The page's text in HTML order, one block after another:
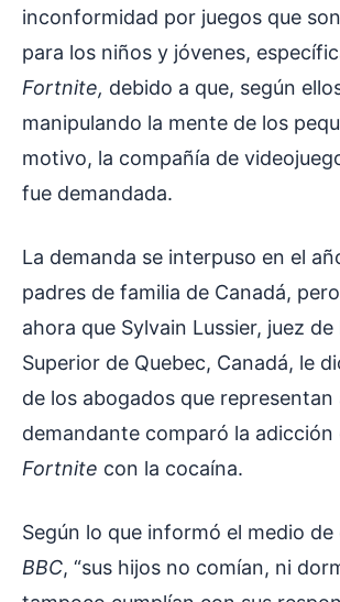
inconformidad por juegos que
para los niños y jóvenes,
Fortnite, debido a que, según
manipulando la mente de los
motivo, la compañía de
fue demandada.
La demanda se interpuso en el
padres de familia de Canadá,
ahora que Sylvain Lussier, juez
Superior de Quebec, Canadá, le
de los abogados que representan
demandante comparó la adicción
Fortnite con la cocaína.
Según lo que informó el medio
BBC, “sus hijos no comían, ni